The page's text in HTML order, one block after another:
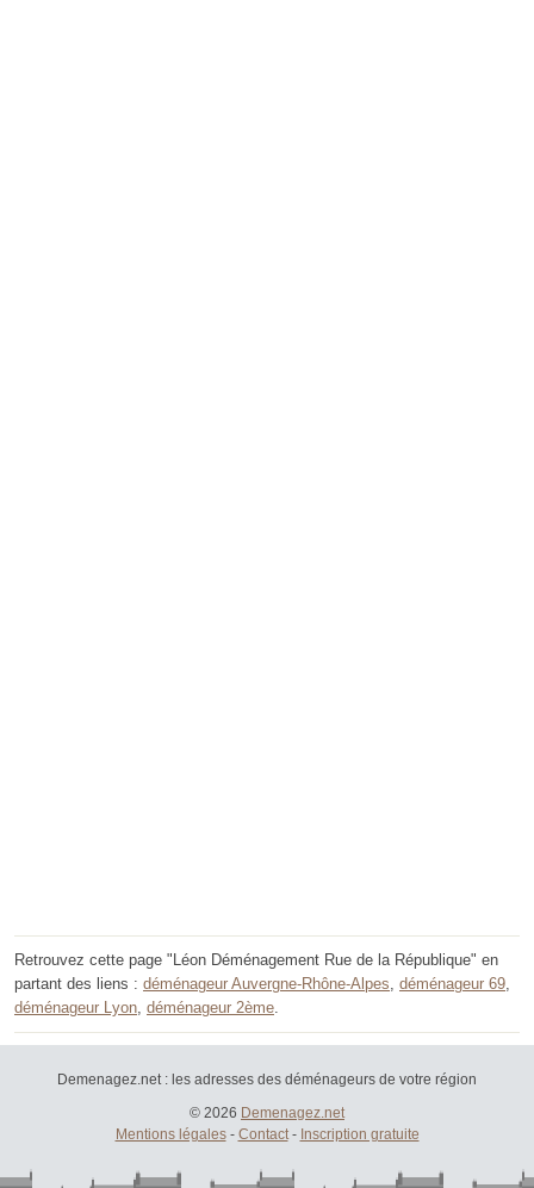
Retrouvez cette page "Léon Déménagement Rue de la République" en
partant des liens : déménageur Auvergne-Rhône-Alpes, déménageur 69,
déménageur Lyon, déménageur 2ème.
Demenagez.net : les adresses des déménageurs de votre région
© 2026 Demenagez.net
Mentions légales- Contact- Inscription gratuite